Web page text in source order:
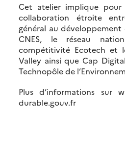
Cet atelier implique
collaboration étroite
général au développement
CNES, le réseau
compétitivité Ecotech et
Valley ainsi que Cap
Technopôle de
Plus d’informations sur
durable.gouv.fr